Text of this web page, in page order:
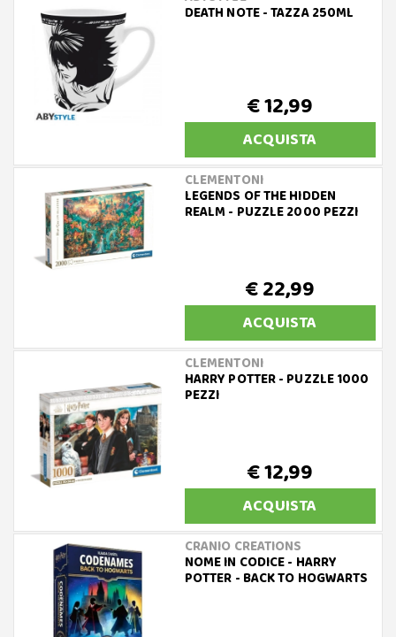
DEATH NOTE - TAZZA 250ML
€ 12,99
ACQUISTA
CLEMENTONI
LEGENDS OF THE HIDDEN
REALM - PUZZLE 2000 PEZZI
€ 22,99
ACQUISTA
CLEMENTONI
HARRY POTTER - PUZZLE 1000
PEZZI
€ 12,99
ACQUISTA
CRANIO CREATIONS
NOME IN CODICE - HARRY
POTTER - BACK TO HOGWARTS